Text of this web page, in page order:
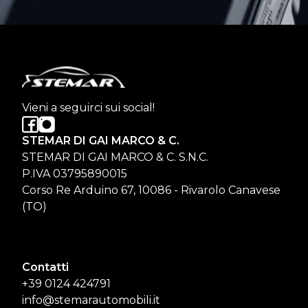
Vieni a seguirci sui social!
STEMAR DI GAI MARCO & C.
STEMAR DI GAI MARCO & C. S.N.C.
P.IVA 03795890015
Corso Re Arduino 67, 10086 - Rivarolo Canavese
(TO)
Contatti
+39 0124 424791
info@stemarautomobili.it